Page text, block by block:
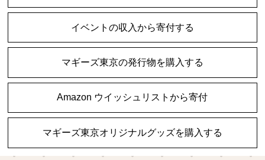
イベントの収入から寄付する
マギーズ東京の発行物を購入する
Amazon ウイッシュリストから寄付
マギーズ東京オリジナルグッズを購入する